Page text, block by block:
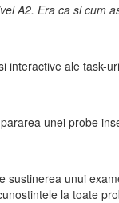
A2. Era ca si cum
ale task-
unei probe
unui
la toate